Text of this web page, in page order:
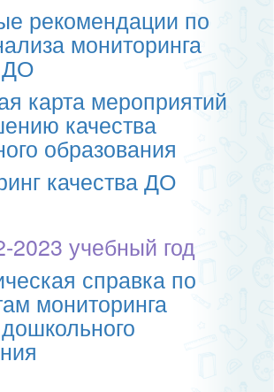
рекомендации по
мониторинга
ДО
карта мероприятий
качества
образования
качества ДО
2023 учебный год
справка по
мониторинга